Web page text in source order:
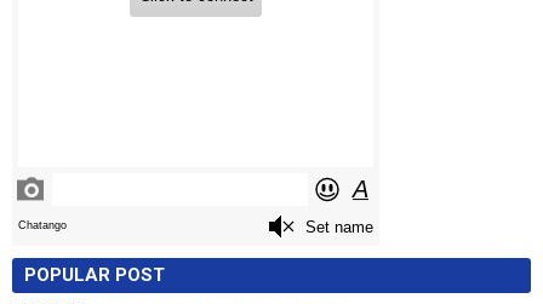
POPULAR POST